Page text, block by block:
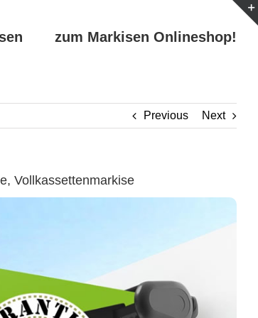
zum Markisen Onlineshop!
Previous Next
Vollkassettenmarkise